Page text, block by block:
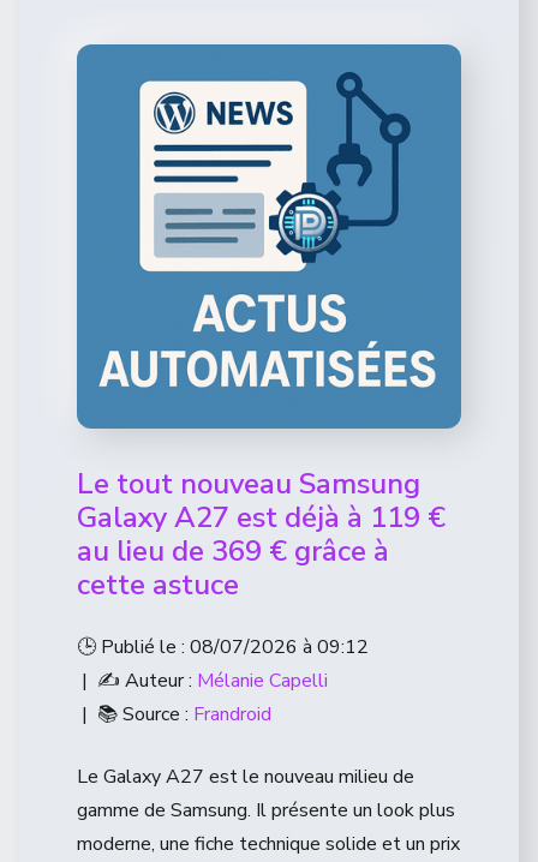
Le tout nouveau Samsung
Galaxy A27 est déjà à 119 €
au lieu de 369 € grâce à
cette astuce
🕒 Publié le : 08/07/2026 à 09:12
| ✍️ Auteur : Mélanie Capelli
| 📚 Source : Frandroid
Le Galaxy A27 est le nouveau milieu de
gamme de Samsung. Il présente un look plus
moderne, une fiche technique solide et un prix